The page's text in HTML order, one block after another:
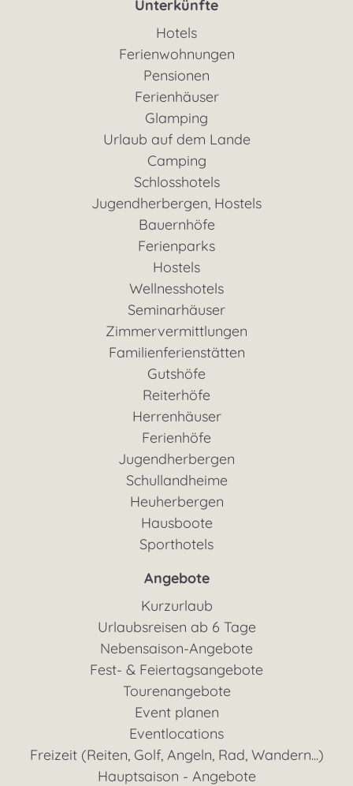
Unterkünfte
Hotels
Ferienwohnungen
Pensionen
Ferienhäuser
Glamping
Urlaub auf dem Lande
Camping
Schlosshotels
Jugendherbergen, Hostels
Bauernhöfe
Ferienparks
Hostels
Wellnesshotels
Seminarhäuser
Zimmervermittlungen
Familienferienstätten
Gutshöfe
Reiterhöfe
Herrenhäuser
Ferienhöfe
Jugendherbergen
Schullandheime
Heuherbergen
Hausboote
Sporthotels
Angebote
Kurzurlaub
Urlaubsreisen ab 6 Tage
Nebensaison-Angebote
Fest- & Feiertagsangebote
Tourenangebote
Event planen
Eventlocations
Freizeit (Reiten, Golf, Angeln, Rad, Wandern...)
Hauptsaison - Angebote